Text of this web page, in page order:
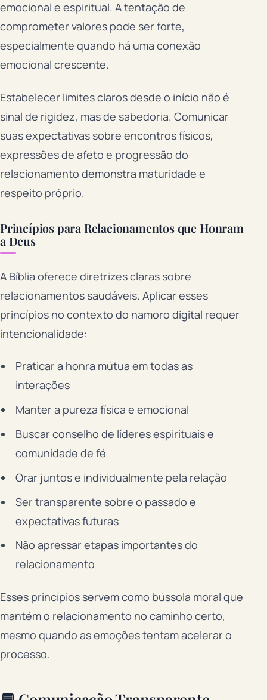
emocional e espiritual. A tentação de
comprometer valores pode ser forte,
especialmente quando há uma conexão
emocional crescente.
Estabelecer limites claros desde o início não é
sinal de rigidez, mas de sabedoria. Comunicar
suas expectativas sobre encontros físicos,
expressões de afeto e progressão do
relacionamento demonstra maturidade e
respeito próprio.
Princípios para Relacionamentos que Honram
a Deus
A Bíblia oferece diretrizes claras sobre
relacionamentos saudáveis. Aplicar esses
princípios no contexto do namoro digital requer
intencionalidade:
Praticar a honra mútua em todas as
interações
Manter a pureza física e emocional
Buscar conselho de líderes espirituais e
comunidade de fé
Orar juntos e individualmente pela relação
Ser transparente sobre o passado e
expectativas futuras
Não apressar etapas importantes do
relacionamento
Esses princípios servem como bússola moral que
mantém o relacionamento no caminho certo,
mesmo quando as emoções tentam acelerar o
processo.